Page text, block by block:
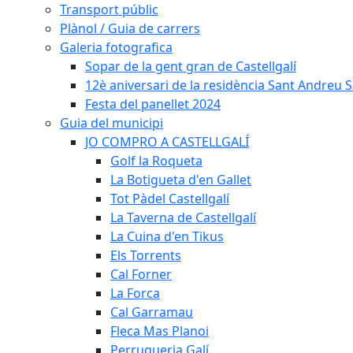
Transport públic
Plànol / Guia de carrers
Galeria fotografica
Sopar de la gent gran de Castellgalí
12è aniversari de la residència Sant Andreu
Festa del panellet 2024
Guia del municipi
JO COMPRO A CASTELLGALÍ
Golf la Roqueta
La Botigueta d'en Gallet
Tot Pàdel Castellgalí
La Taverna de Castellgalí
La Cuina d'en Tikus
Els Torrents
Cal Forner
La Forca
Cal Garramau
Fleca Mas Planoi